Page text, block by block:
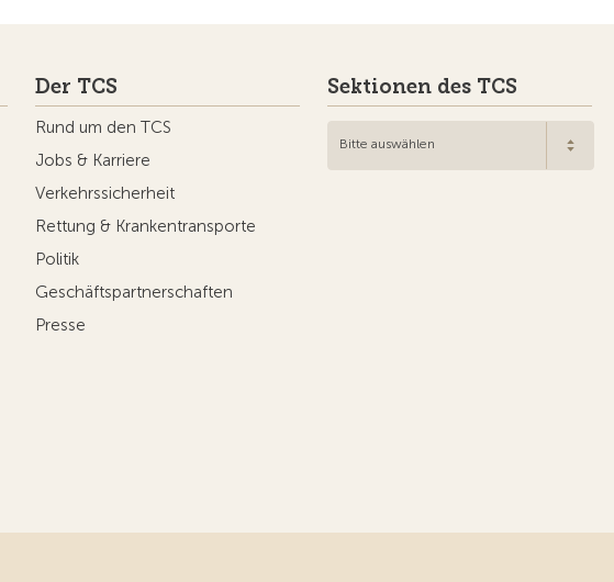
Der TCS
Rund um den TCS
Jobs & Karriere
Verkehrssicherheit
Rettung & Krankentransporte
Politik
Geschäftspartnerschaften
Presse
Sektionen des TCS
Bitte auswählen